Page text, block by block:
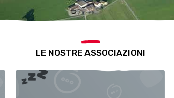
LE NOSTRE ASSOCIAZIONI